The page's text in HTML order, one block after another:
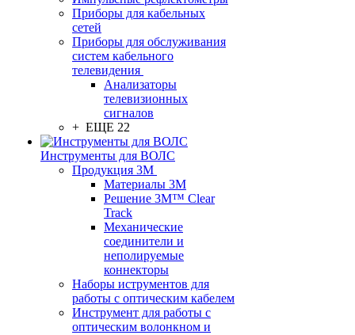
Приборы для кабельных
сетей
Приборы для обслуживания
систем кабельного
телевидения
Анализаторы
телевизионных
сигналов
+ ЕЩЕ 22
Инструменты для ВОЛС
Продукция 3M
Материалы 3М
Решение 3M™ Clear
Track
Механические
соединители и
неполируемые
коннекторы
Наборы иструментов для
работы с оптическим кабелем
Инструмент для работы с
оптическим волонкном и